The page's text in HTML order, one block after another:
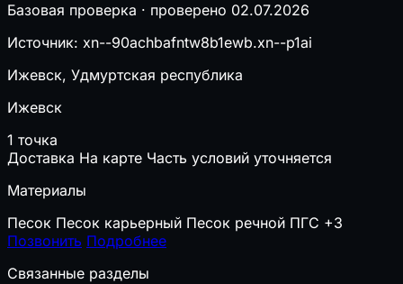
Базовая проверка · проверено 02.07.2026
Источник: xn--90achbafntw8b1ewb.xn--p1ai
Ижевск, Удмуртская республика
Ижевск
1 точка
Доставка На карте Часть условий уточняется
Материалы
Песок Песок карьерный Песок речной ПГС +3
Позвонить Подробнее
Связанные разделы